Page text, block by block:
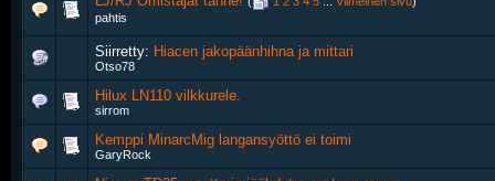
pahtis
Siirretty: Hiacen jakopäänhihna ja mittari
Otso78
Hilux LN110 vilkkurele.
sirrom
Kemppi MinarcMig langansyöttö ei toimi
GaryRock